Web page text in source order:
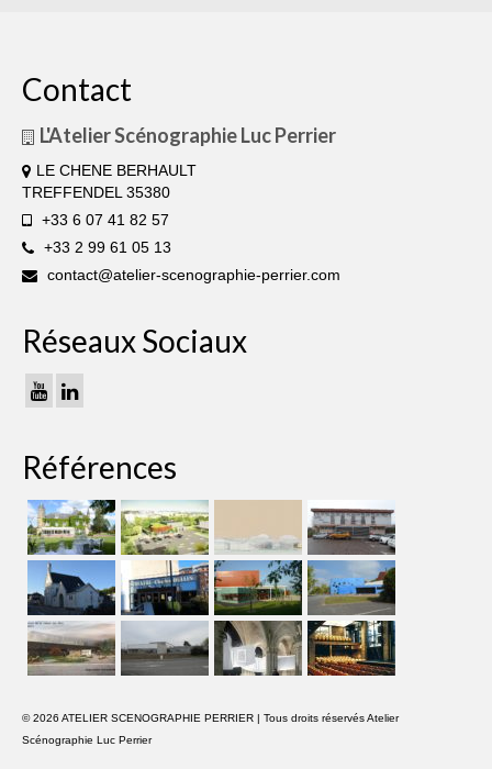
Contact
L'Atelier Scénographie Luc Perrier
LE CHENE BERHAULT
TREFFENDEL 35380
+33 6 07 41 82 57
+33 2 99 61 05 13
contact@atelier-scenographie-perrier.com
Réseaux Sociaux
Références
© 2026 ATELIER SCENOGRAPHIE PERRIER | Tous droits réservés Atelier
Scénographie Luc Perrier